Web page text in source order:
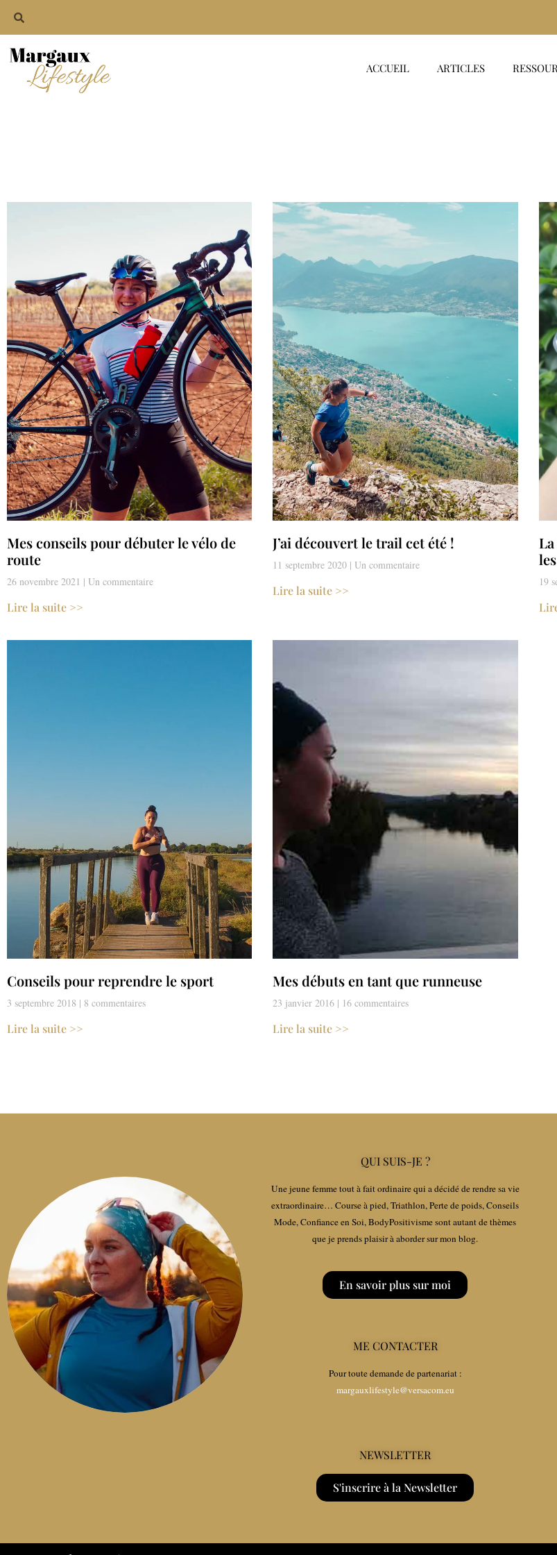
ACCUEIL ARTICLES
Mes conseils pour débuter le vélo de
route
26 novembre 2021 Un commentaire
Lire la suite >>
J’ai découvert le trail cet été !
11 septembre 2020 Un commentaire
Lire la suite >>
19
Conseils pour reprendre le sport
3 septembre 2018 8 commentaires
Lire la suite >>
Mes débuts en tant que runneuse
23 janvier 2016 16 commentaires
Lire la suite >>
QUI SUIS-JE ?
Une jeune femme tout à fait ordinaire qui a décidé de rendre sa vie
extraordinaire… Course à pied, Triathlon, Perte de poids, Conseils
Mode, Confiance en Soi, BodyPositivisme sont autant de thèmes
que je prends plaisir à aborder sur mon blog.
En savoir plus sur moi
ME CONTACTER
Pour toute demande de partenariat :
margauxlifestyle@versacom.eu
NEWSLETTER
S'inscrire à la Newsletter